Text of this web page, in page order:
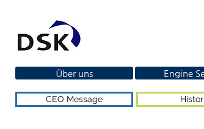
Über uns Engine
CEO Message